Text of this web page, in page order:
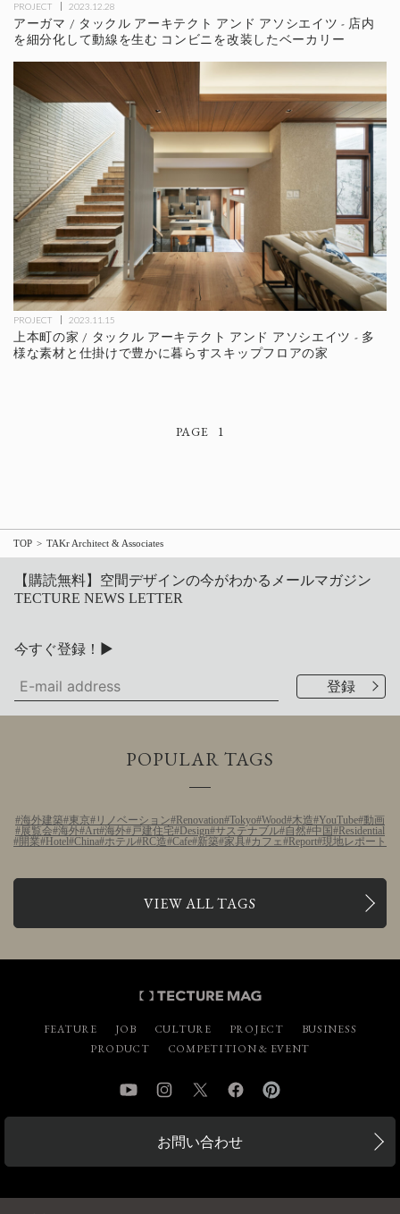
PROJECT 2023.12.28
アーガマ / タックル アーキテクト アンド アソシエイツ - 店内
を細分化して動線を生む コンビニを改装したベーカリー
PROJECT 2023.11.15
上本町の家 / タックル アーキテクト アンド アソシエイツ - 多
様な素材と仕掛けで豊かに暮らすスキップフロアの家
1
TOP TAKr Architect & Associates
【購読無料】空間デザインの今がわかるメールマガジン
TECTURE NEWS LETTER
今すぐ登録！▶
POPULAR TAGS
海外建築 東京 リノベーション Renovation Tokyo Wood 木造 YouTube 動画
展覧会 海外 Art 海外 戸建住宅 Design サステナブル 自然 中国 Residential
開業 Hotel China ホテル RC造 Cafe 新築 家具 カフェ Report 現地レポート
VIEW ALL TAGS
FEATURE JOB CULTURE PROJECT
BUSINESS
PRODUCT
COMPETITION & EVENT
YouTube InstagramTwitter Facebook
お問い合わせ